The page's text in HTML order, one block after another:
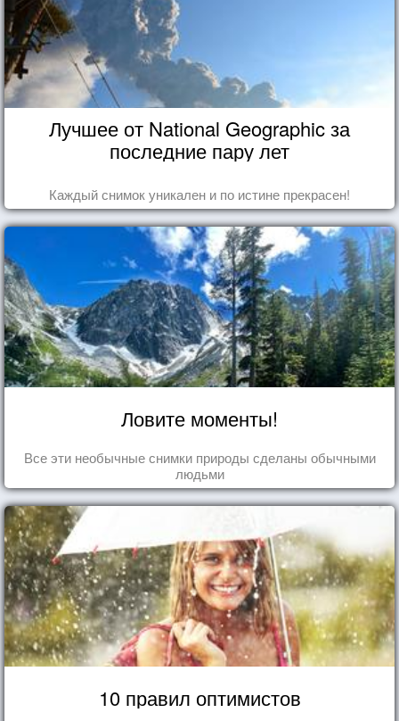
Лучшее от National Geographic за
последние пару лет
Каждый снимок уникален и по истине прекрасен!
Ловите моменты!
Все эти необычные снимки природы сделаны обычными
людьми
10 правил оптимистов